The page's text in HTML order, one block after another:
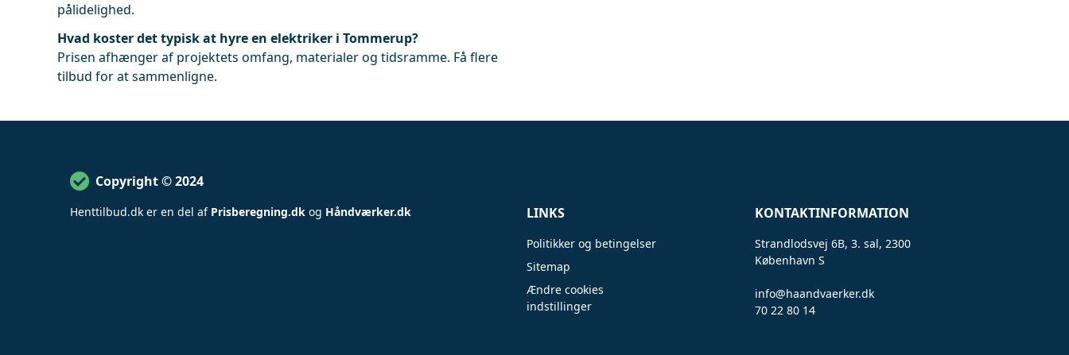
pålidelighed.
Hvad koster det typisk at hyre en elektriker i Tommerup?
Prisen afhænger af projektets omfang, materialer og tidsramme. Få flere
tilbud for at sammenligne.
Copyright © 2024
Henttilbud.dk er en del af Prisberegning.dk og Håndværker.dk LINKS
Politikker og betingelser
Sitemap
Ændre cookies
indstillinger
KONTAKTINFORMATION
Strandlodsvej 6B, 3. sal, 2300
København S
info@haandvaerker.dk
70 22 80 14